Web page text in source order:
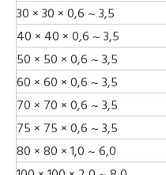
30 × 30 × 0,6 ~ 3,5
40 × 40 × 0,6 ~ 3,5
50 × 50 × 0,6 ~ 3,5
60 × 60 × 0,6 ~ 3,5
70 × 70 × 0,6 ~ 3,5
75 × 75 × 0,6 ~ 3,5
80 × 80 × 1,0 ~ 6,0